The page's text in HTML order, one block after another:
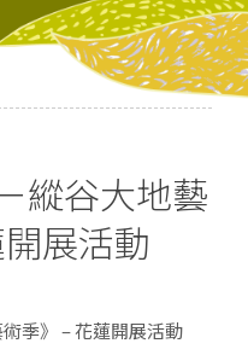
縱谷大地藝
展活動
季》 – 花蓮開展活動